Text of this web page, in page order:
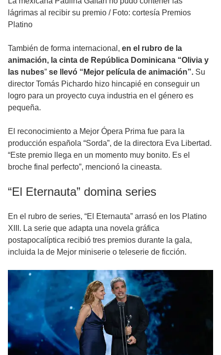
lágrimas al recibir su premio / Foto: cortesía Premios
Platino
También de forma internacional, en el rubro de la
animación, la cinta de República Dominicana “Olivia y
las nubes” se llevó “Mejor película de animación”. Su
director Tomás Pichardo hizo hincapié en conseguir un
logro para un proyecto cuya industria en el género es
pequeña.
El reconocimiento a Mejor Ópera Prima fue para la
producción española “Sorda”, de la directora Eva Libertad.
“Este premio llega en un momento muy bonito. Es el
broche final perfecto”, mencionó la cineasta.
“El Eternauta” domina series
En el rubro de series, “El Eternauta” arrasó en los Platino
XIII. La serie que adapta una novela gráfica
postapocalíptica recibió tres premios durante la gala,
incluida la de Mejor miniserie o teleserie de ficción.